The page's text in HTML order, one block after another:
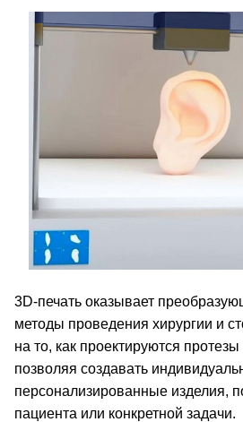
3D-печать оказывает
методы проведения хирургии и
на то, как проектируются
позволяя создавать
персонализированные изделия,
пациента или конкретной задачи.